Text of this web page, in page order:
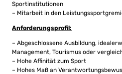
Sportinstitutionen
– Mitarbeit in den
Anforderungsprofil:
– Abgeschlossene Ausbildung,
Management, Tourismus oder
– Hohe Affinität zum Sport
– Hohes Maß an